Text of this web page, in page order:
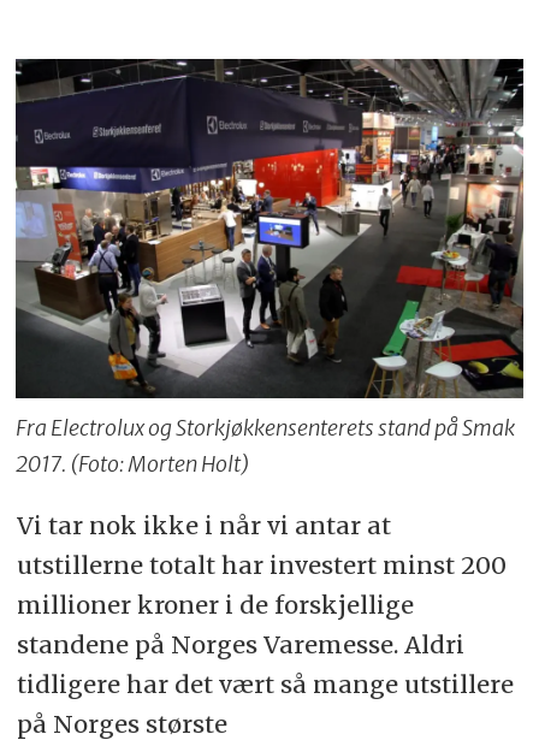
Fra Electrolux og Storkjøkkensenterets stand på Smak
2017. (Foto: Morten Holt)
Vi tar nok ikke i når vi antar at
utstillerne totalt har investert minst 200
millioner kroner i de forskjellige
standene på Norges Varemesse. Aldri
tidligere har det vært så mange utstillere
på Norges største